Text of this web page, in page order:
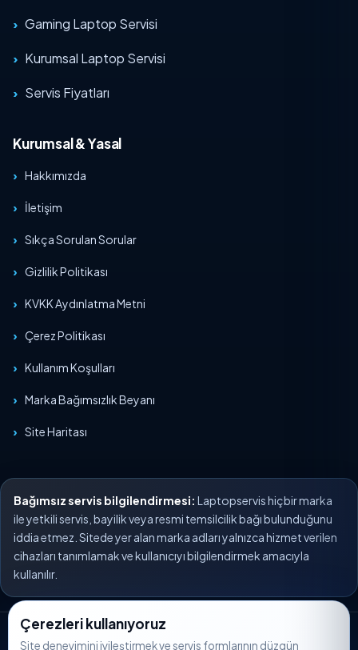
Gaming Laptop Servisi
Kurumsal Laptop Servisi
Servis Fiyatları
Kurumsal & Yasal
Hakkımızda
İletişim
Sıkça Sorulan Sorular
Gizlilik Politikası
KVKK Aydınlatma Metni
Çerez Politikası
Kullanım Koşulları
Marka Bağımsızlık Beyanı
Site Haritası
Bağımsız servis bilgilendirmesi: Laptopservis hiçbir marka
ile yetkili servis, bayilik veya resmi temsilcilik bağı bulunduğunu
iddia etmez. Sitede yer alan marka adları yalnızca hizmet verilen
cihazları tanımlamak ve kullanıcıyı bilgilendirmek amacıyla
kullanılır.
© 2026 Laptopservis. Tüm hakları saklıdır.
Çerezleri kullanıyoruz
Site deneyimini iyileştirmek ve servis formlarının düzgün